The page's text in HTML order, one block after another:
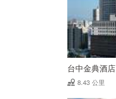
台中金典酒店
8.43 公里